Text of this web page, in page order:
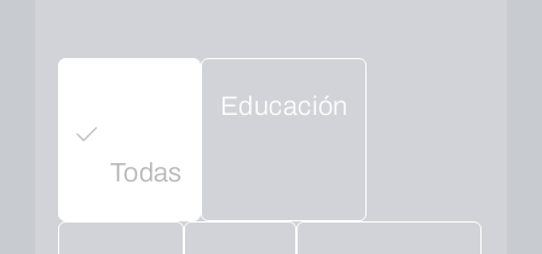
Todas
Educación